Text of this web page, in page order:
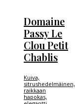
Domaine
Passy Le
Clou Petit
Chablis
Kuiva,
sitrushedelmäinen,
raikkaan
hapokas,